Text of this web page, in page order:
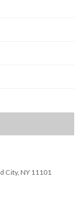
City, NY 11101